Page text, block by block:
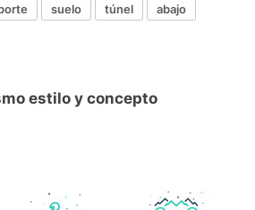
suelo túnel
abajo
estilo y concepto